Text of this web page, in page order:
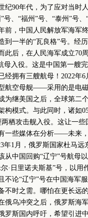
纪90年代，为了应对当时
号、“福州”号、“泰州”号、“
，中国人民解放军海军终
到一半的“瓦良格”号。经
此后，在人民海军成立70
母入役。这是中国第一艘
经拥有三艘航母！2022年
航空母舰——采用的是电磁
为继美国之后，全球第二
构模式。与此同时，诸如
两栖攻击舰入役。这让一
一些媒体在分析——未来，
年1月，俄罗斯国家杜马
从中国回购“辽宁”号航母
·日里诺夫斯基”号，以
不论“辽宁”号在中国海军
不时之需。哪怕在更长远
俄乌冲突之后，俄罗斯海
罗斯国内呼吁，希望引进